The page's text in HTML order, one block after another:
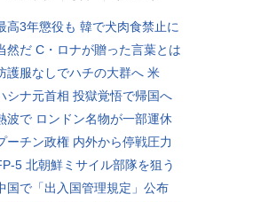
高3年懲役も 韓で犬肉食禁止に
然だ C・ロナが贈った言葉とは
護服なしでハチの大群へ 米
シナ元首相 投獄覚悟で帰国へ
波で ロンドン名物が一部運休
ーチン政権 内外から停戦圧力
5 北朝鮮ミサイル部隊を狙う
国で「出入国管理規定」公布